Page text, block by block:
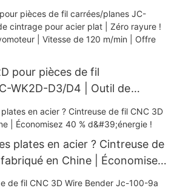
pour pièces de fil
WK2D-D3/D4 | Outil de
plat | Zéro rayure !
servomoteur | Vitesse de 120
plates en acier ? Cintreuse de
en Chine | Économisez